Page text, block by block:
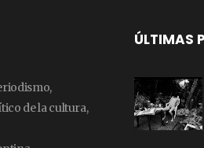
de la cultura,
ÚLTIMAS